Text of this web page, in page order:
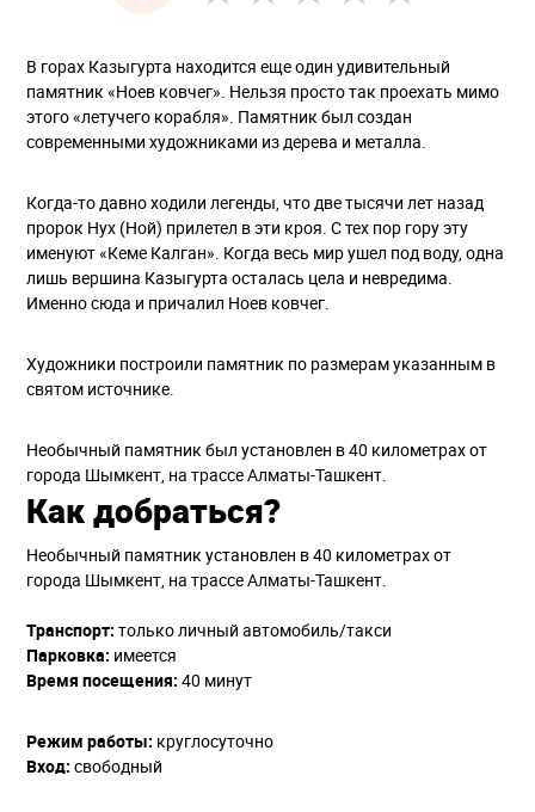
В горах Казыгурта находится еще один удивительный
памятник «Ноев ковчег». Нельзя просто так проехать мимо
этого «летучего корабля». Памятник был создан
современными художниками из дерева и металла.
Когда-то давно ходили легенды, что две тысячи лет назад
пророк Нух (Ной) прилетел в эти кроя. С тех пор гору эту
именуют «Кеме Калган». Когда весь мир ушел под воду, одна
лишь вершина Казыгурта осталась цела и невредима.
Именно сюда и причалил Ноев ковчег.
Художники построили памятник по размерам указанным в
святом источнике.
Необычный памятник был установлен в 40 километрах от
города Шымкент, на трассе Алматы-Ташкент.
Как добраться?
Необычный памятник установлен в 40 километрах от
города Шымкент, на трассе Алматы-Ташкент.
Транспорт: только личный автомобиль/такси
Парковка: имеется
Время посещения: 40 минут
Режим работы: круглосуточно
Вход: свободный